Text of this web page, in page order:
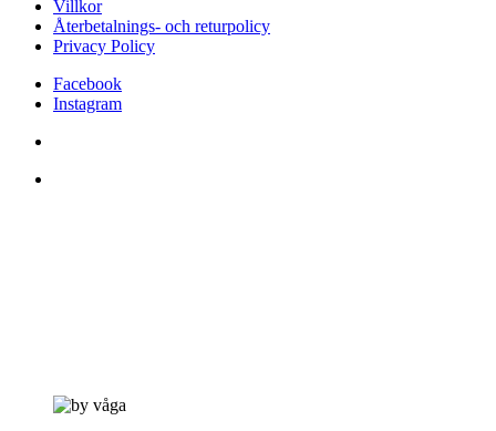
Villkor
Återbetalnings- och returpolicy
Privacy Policy
Facebook
Instagram